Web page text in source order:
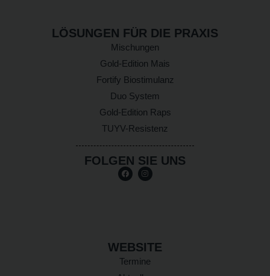
LÖSUNGEN FÜR DIE PRAXIS
Mischungen
Gold-Edition Mais
Fortify Biostimulanz
Duo System
Gold-Edition Raps
TUYV-Resistenz
FOLGEN SIE UNS
WEBSITE
Termine